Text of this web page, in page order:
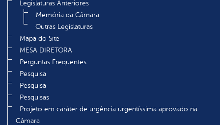
Legislaturas Anteriores
Memória da Câmara
Outras Legislaturas
Mapa do Site
MESA DIRETORA
Perguntas Frequentes
Pesquisa
Pesquisa
Pesquisas
Projeto em caráter de urgência urgentíssima aprovado na
Câmara